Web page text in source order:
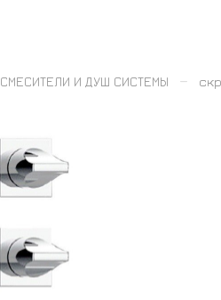
СМЕСИТЕЛИ И ДУШ СИСТЕМЫ –